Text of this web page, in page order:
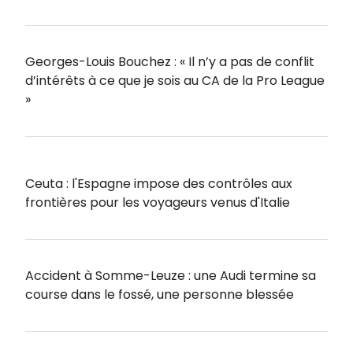
Georges-Louis Bouchez : « Il n’y a pas de conflit
d’intérêts à ce que je sois au CA de la Pro League
»
Ceuta : l'Espagne impose des contrôles aux
frontières pour les voyageurs venus d'Italie
Accident à Somme-Leuze : une Audi termine sa
course dans le fossé, une personne blessée